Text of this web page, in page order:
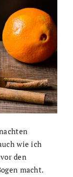
wie ich
den
macht.